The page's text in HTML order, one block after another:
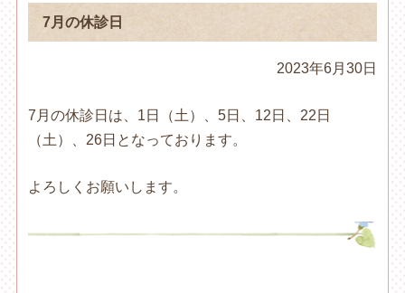
7月の休診日
2023年6月30日
7月の休診日は、1日（土）、5日、12日、22日
（土）、26日となっております。
よろしくお願いします。